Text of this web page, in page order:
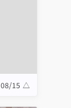
08/15 △